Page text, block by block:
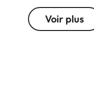
éléments
Voir plus